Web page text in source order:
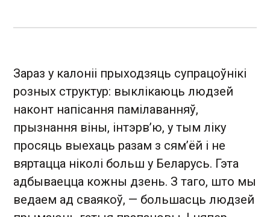
Зараз у калоніі прыходзяць супрацоўнікі
розных структур: выклікаюць людзей
наконт напісання памілаванняў,
прызнання віны, інтэрв’ю, у тым ліку
просяць выехаць разам з сям’ёй і не
вяртацца ніколі больш у Беларусь. Гэта
адбываецца кожны дзень. З таго, што мы
ведаем ад сваякоў, — большасць людзей